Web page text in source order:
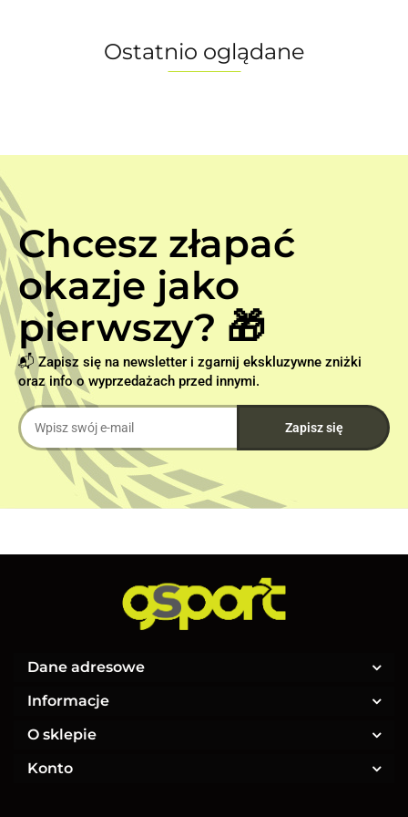
Ostatnio oglądane
Chcesz złapać
okazje jako
pierwszy? 🎁
📬 Zapisz się na newsletter i zgarnij ekskluzywne zniżki
oraz info o wyprzedażach przed innymi.
Dane adresowe
Informacje
O sklepie
Konto